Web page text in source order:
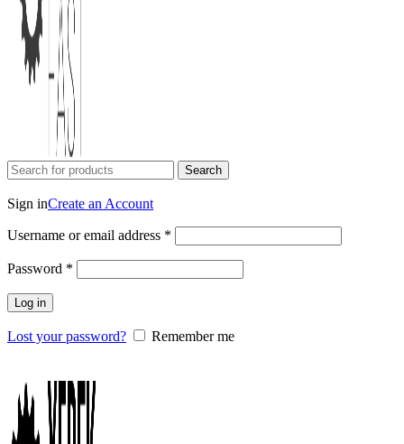
Search
Sign inCreate an Account
Username or email address *
Password *
Log in
Lost your password?
Remember me